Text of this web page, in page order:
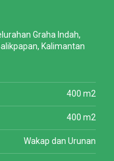
Graha Indah,
Kalimantan
400 m2
400 m2
Wakap dan Urunan